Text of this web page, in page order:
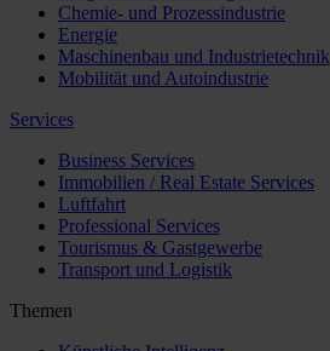
Chemie- und Prozessindustrie
Energie
Maschinenbau und Industrietechnik
Mobilität und Autoindustrie
Services
Business Services
Immobilien / Real Estate Services
Luftfahrt
Professional Services
Tourismus & Gastgewerbe
Transport und Logistik
Themen